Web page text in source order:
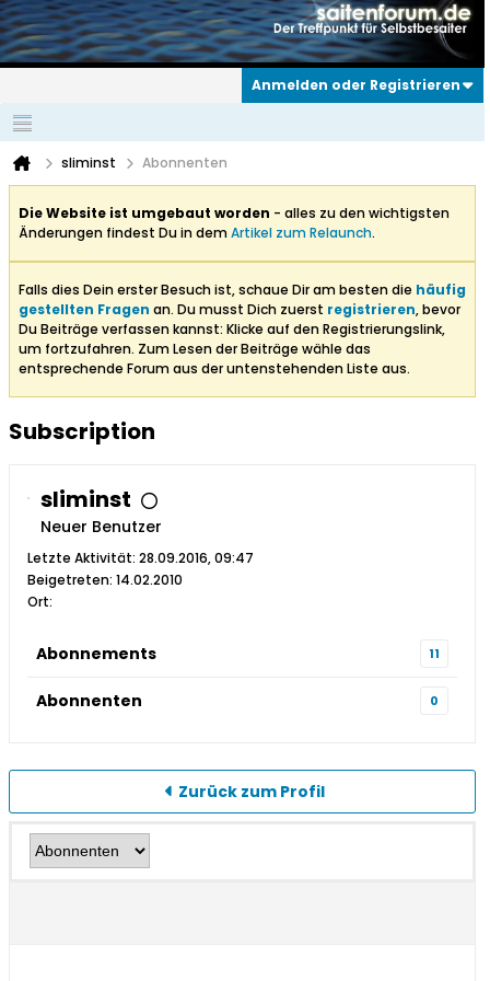
Anmelden oder Registrieren
sliminst Abonnenten
Die Website ist umgebaut worden - alles zu den wichtigsten
Änderungen findest Du in demArtikel zum Relaunch.
Falls dies Dein erster Besuch ist, schaue Dir am besten die häufig
gestellten Fragen an. Du musst Dich zuerst registrieren, bevor
Du Beiträge verfassen kannst: Klicke auf den Registrierungslink,
um fortzufahren. Zum Lesen der Beiträge wähle das
entsprechende Forum aus der untenstehenden Liste aus.
Subscription
sliminst
Neuer Benutzer
Letzte Aktivität: 28.09.2016, 09:47
Beigetreten: 14.02.2010
Ort:
Abonnements 11
Abonnenten 0
Zurück zum Profil